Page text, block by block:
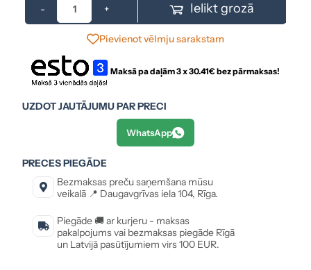
- + Ielikt grozā
Pievienot vēlmju sarakstam
Maksā pa daļām 3 x30.41€ bez pārmaksas!
UZDOT JAUTĀJUMU PAR PRECI
WhatsApp
PRECES PIEGĀDE
Bezmaksas preču saņemšana mūsu
veikalā 📍 Daugavgrīvas iela 104, Rīga.
Piegāde 🚚 ar kurjeru - maksas
pakalpojums vai bezmaksas piegāde Rīgā
un Latvijā pasūtījumiem virs 100 EUR.